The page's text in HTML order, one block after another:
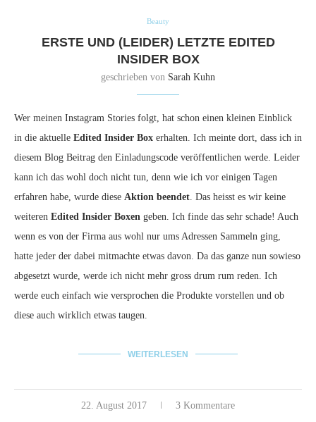
Beauty
ERSTE UND (LEIDER) LETZTE EDITED
INSIDER BOX
geschrieben von Sarah Kuhn
Wer meinen Instagram Stories folgt, hat schon einen kleinen Einblick
in die aktuelle Edited Insider Box erhalten. Ich meinte dort, dass ich in
diesem Blog Beitrag den Einladungscode veröffentlichen werde. Leider
kann ich das wohl doch nicht tun, denn wie ich vor einigen Tagen
erfahren habe, wurde diese Aktion beendet . Das heisst es wir keine
weiteren Edited Insider Boxen geben. Ich finde das sehr schade! Auch
wenn es von der Firma aus wohl nur ums Adressen Sammeln ging,
hatte jeder der dabei mitmachte etwas davon. Da das ganze nun sowieso
abgesetzt wurde, werde ich nicht mehr gross drum rum reden. Ich
werde euch einfach wie versprochen die Produkte vorstellen und ob
diese auch wirklich etwas taugen.
WEITERLESEN
22. August 2017 3 Kommentare